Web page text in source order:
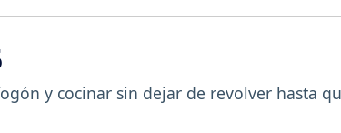
y cocinar sin dejar de revolver hasta